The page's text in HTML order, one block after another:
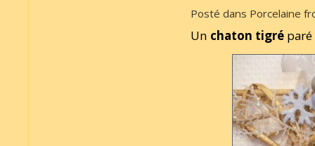
Posté dans Porcelaine
Un chaton tigré